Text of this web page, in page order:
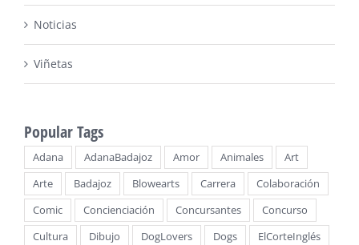
Noticias
Viñetas
Popular Tags
Adana AdanaBadajoz Amor Animales
Art
Arte
Badajoz Blowearts Carrera
Colaboración
Comic
Concienciación Concursantes
Concurso
Cultura
Dibujo DogLovers Dogs
ElCorteInglés